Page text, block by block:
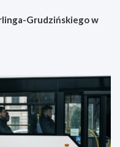
Grudzińskiego w